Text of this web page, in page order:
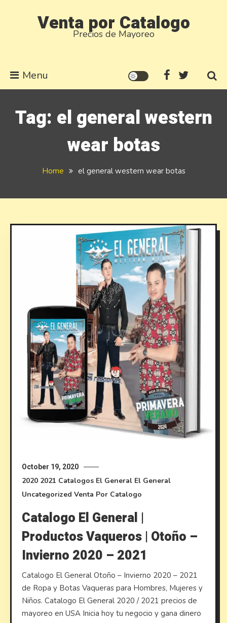
Venta por Catalogo
Precios de Mayoreo
Menu
Tag: el general western
wear botas
Home el general western wear botas
October 19, 2020
2020 2021 Catalogos El General El General
Uncategorized Venta Por Catalogo
Catalogo El General |
Productos Vaqueros | Otoño –
Invierno 2020 – 2021
Catalogo El General Otoño – Invierno 2020 – 2021
de Ropa y Botas Vaqueras para Hombres, Mujeres y
Niños. Catalogo El General 2020 / 2021 precios de
mayoreo en USA Inicia hoy tu negocio y gana dinero